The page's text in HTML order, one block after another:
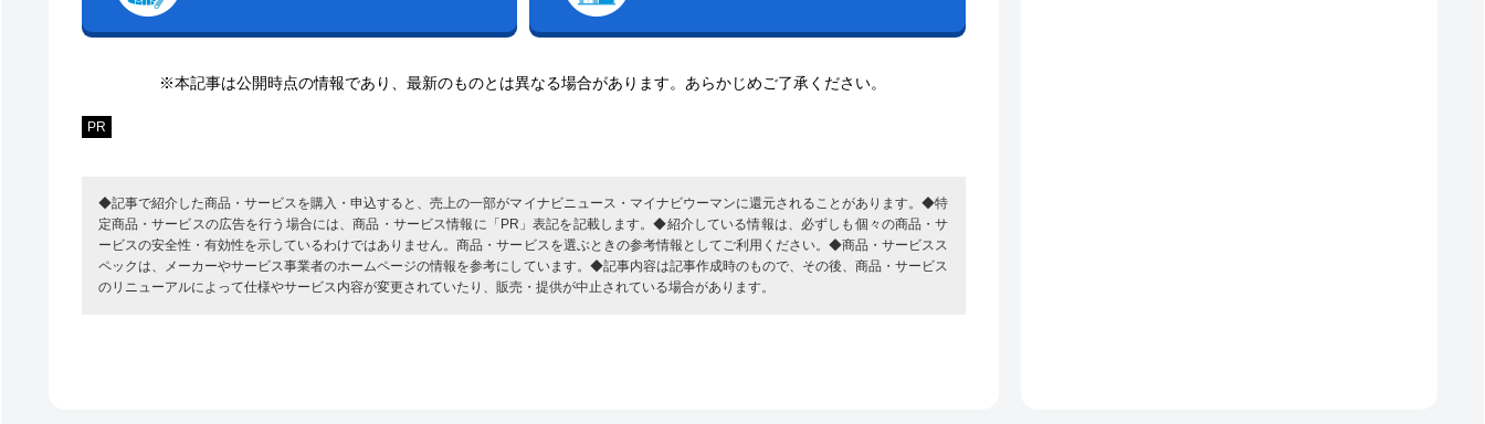
※本記事は公開時点の情報であり、最新のものとは異なる場合があります。あらかじめご了承ください。
PR
◆記事で紹介した商品・サービスを購入・申込すると、売上の一部がマイナビニュース・マイナビウーマンに還元されることがあります。◆特
定商品・サービスの広告を行う場合には、商品・サービス情報に「PR」表記を記載します。◆紹介している情報は、必ずしも個々の商品・サ
ービスの安全性・有効性を示しているわけではありません。商品・サービスを選ぶときの参考情報としてご利用ください。◆商品・サービスス
ペックは、メーカーやサービス事業者のホームページの情報を参考にしています。◆記事内容は記事作成時のもので、その後、商品・サービス
のリニューアルによって仕様やサービス内容が変更されていたり、販売・提供が中止されている場合があります。